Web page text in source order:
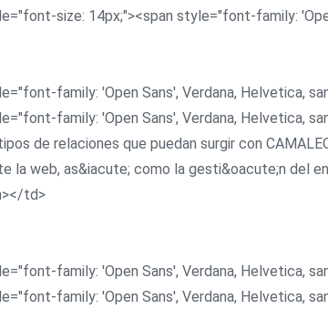
size: 14px;"><span style="font-family:
family: 'Open Sans', Verdana, Helvetica,
family: 'Open Sans', Verdana, Helvetica,
de relaciones que puedan surgir con
la web, as&iacute; como la gesti&oacute;n del
td>
family: 'Open Sans', Verdana, Helvetica,
family: 'Open Sans', Verdana, Helvetica,